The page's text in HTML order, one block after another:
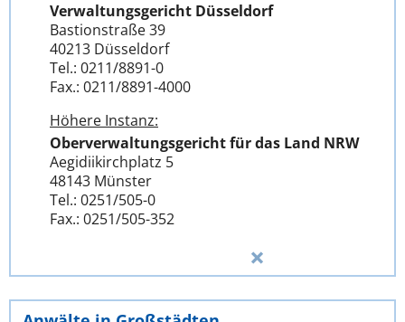
Verwaltungsgericht Düsseldorf
Bastionstraße 39
40213 Düsseldorf
Tel.: 0211/8891-0
Fax.: 0211/8891-4000
Höhere Instanz:
Oberverwaltungsgericht für das Land NRW
Aegidiikirchplatz 5
48143 Münster
Tel.: 0251/505-0
Fax.: 0251/505-352